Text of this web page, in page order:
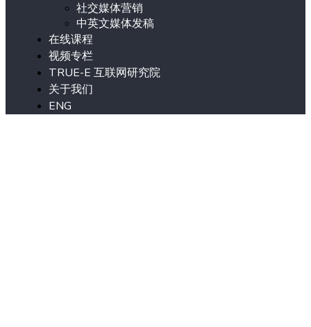
社交媒体营销
中英文媒体发稿
在线课程
视频专栏
TRUE-E 互联网研究院
关于我们
ENG